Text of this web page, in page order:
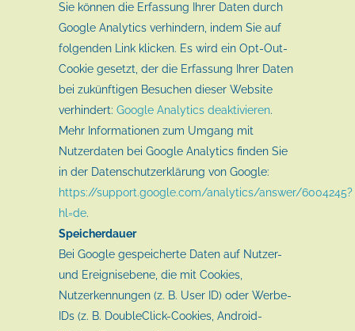
Sie können die Erfassung Ihrer Daten durch
Google Analytics verhindern, indem Sie auf
folgenden Link klicken. Es wird ein Opt-Out-
Cookie gesetzt, der die Erfassung Ihrer Daten
bei zukünftigen Besuchen dieser Website
verhindert: Google Analytics deaktivieren.
Mehr Informationen zum Umgang mit
Nutzerdaten bei Google Analytics finden Sie
in der Datenschutzerklärung von Google:
https://support.google.com/analytics/answer/6004245?
hl=de.
Speicherdauer
Bei Google gespeicherte Daten auf Nutzer-
und Ereignisebene, die mit Cookies,
Nutzerkennungen (z. B. User ID) oder Werbe-
IDs (z. B. DoubleClick-Cookies, Android-